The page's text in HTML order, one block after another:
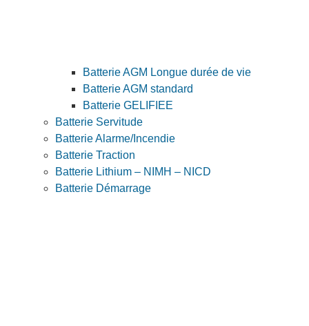
Batterie AGM Longue durée de vie
Batterie AGM standard
Batterie GELIFIEE
Batterie Servitude
Batterie Alarme/Incendie
Batterie Traction
Batterie Lithium – NIMH – NICD
Batterie Démarrage